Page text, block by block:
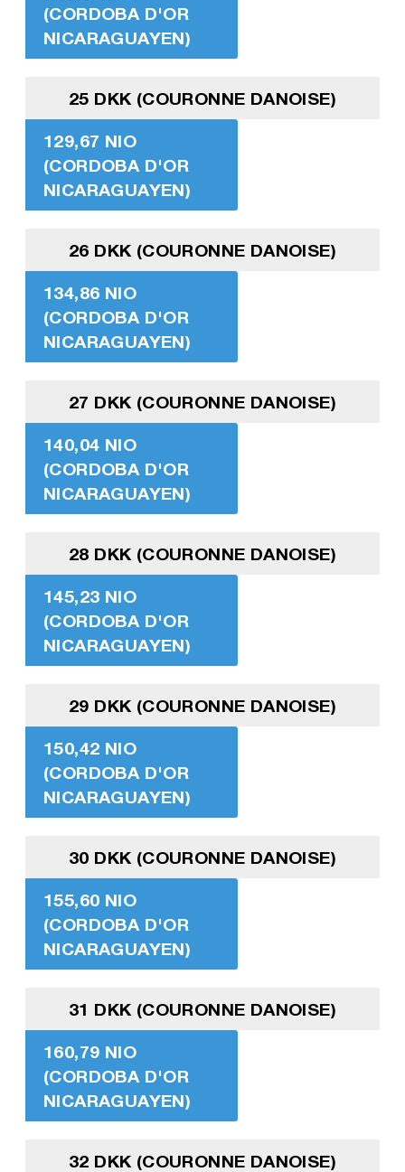
(CORDOBA D'OR
NICARAGUAYEN)
25 DKK (COURONNE DANOISE)
129,67 NIO
(CORDOBA D'OR
NICARAGUAYEN)
26 DKK (COURONNE DANOISE)
134,86 NIO
(CORDOBA D'OR
NICARAGUAYEN)
27 DKK (COURONNE DANOISE)
140,04 NIO
(CORDOBA D'OR
NICARAGUAYEN)
28 DKK (COURONNE DANOISE)
145,23 NIO
(CORDOBA D'OR
NICARAGUAYEN)
29 DKK (COURONNE DANOISE)
150,42 NIO
(CORDOBA D'OR
NICARAGUAYEN)
30 DKK (COURONNE DANOISE)
155,60 NIO
(CORDOBA D'OR
NICARAGUAYEN)
31 DKK (COURONNE DANOISE)
160,79 NIO
(CORDOBA D'OR
NICARAGUAYEN)
32 DKK (COURONNE DANOISE)